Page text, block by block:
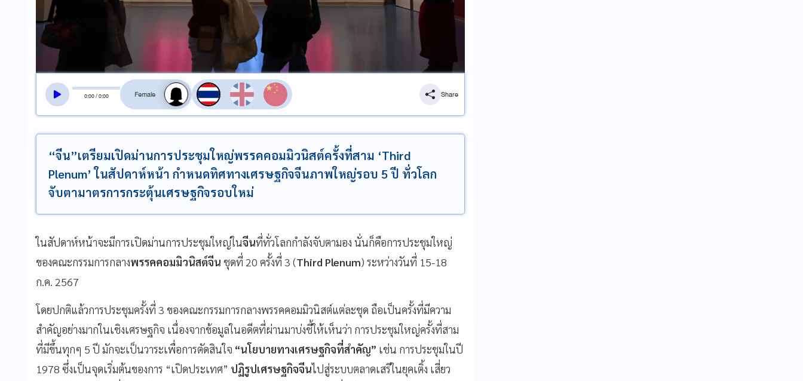
0:00/0:00
สลับเสียงอ่าน
Share
“จีน”เตรียมเปิดม่านการประชุมใหญ่พรรคคอมมิวนิสต์ครั้งที่สาม ‘Third
Plenum’ ในสัปดาห์หน้า กำหนดทิศทางเศรษฐกิจจีนภาพใหญ่รอบ 5 ปี ทั่วโลก
จับตามาตรการกระตุ้นเศรษฐกิจรอบใหม่
ในสัปดาห์หน้าจะมีการเปิดม่านการประชุมใหญ่ในจีนที่ทั่วโลกกำลังจับตามอง นั่นก็คือการประชุมใหญ่
ของคณะกรรมการกลางพรรคคอมมิวนิสต์จีน ชุดที่ 20 ครั้งที่ 3 (Third Plenum) ระหว่างวันที่ 15-18
ก.ค. 2567
โดยปกติแล้วการประชุมครั้งที่ 3 ของคณะกรรมการกลางพรรคคอมมิวนิสต์แต่ละชุด ถือเป็นครั้งที่มีความ
สำคัญอย่างมากในเชิงเศรษฐกิจ เนื่องจากข้อมูลในอดีตที่ผ่านมาบ่งชี้ให้เห็นว่า การประชุมใหญ่ครั้งที่สาม
ที่มีขึ้นทุกๆ 5 ปี มักจะเป็นวาระเพื่อการตัดสินใจ “นโยบายทางเศรษฐกิจที่สำคัญ” เช่น การประชุมในปี
1978 ซึ่งเป็นจุดเริ่มต้นของการ “เปิดประเทศ” ปฏิรูปเศรษฐกิจจีนไปสู่ระบบตลาดเสรีในยุคเติ้ง เสี่ยว